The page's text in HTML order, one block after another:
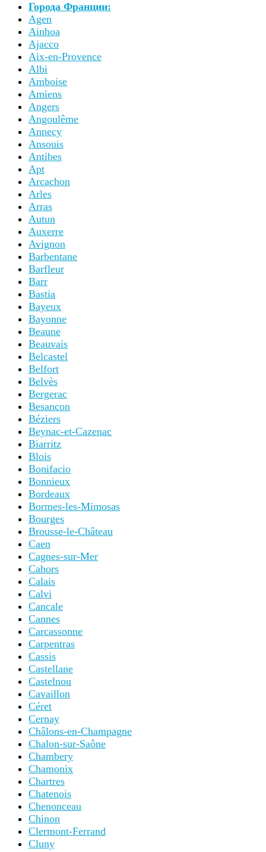
Города Франции:
Agen
Ainhoa
Ajacco
Aix-en-Provence
Albi
Amboise
Amiens
Angers
Angoulême
Annecy
Ansouis
Antibes
Apt
Arcachon
Arles
Arras
Autun
Auxerre
Avignon
Barbentane
Barfleur
Barr
Bastia
Bayeux
Bayonne
Beaune
Beauvais
Belcastel
Belfort
Belvès
Bergerac
Besancon
Béziers
Beynac-et-Cazenac
Biarritz
Blois
Bonifacio
Bonnieux
Bordeaux
Bormes-les-Mimosas
Bourges
Brousse-le-Château
Caen
Cagnes-sur-Mer
Cahors
Calais
Calvi
Cancale
Cannes
Carcassonne
Carpentras
Cassis
Castellane
Castelnou
Cavaillon
Céret
Cernay
Châlons-en-Champagne
Chalon-sur-Saône
Chambery
Chamonix
Chartres
Chatenois
Chenonceau
Chinon
Clermont-Ferrand
Cluny